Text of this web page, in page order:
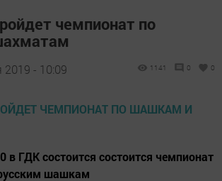
чемпионат по
2019 - 10:09 1141 0 0
в ГДК состоится состоится чемпионат
шашкам